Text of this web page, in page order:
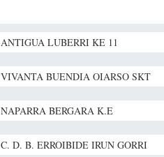
ANTIGUA LUBERRI KE 11
VIVANTA BUENDIA OIARSO SKT
NAPARRA BERGARA K.E
C. D. B. ERROIBIDE IRUN GORRI